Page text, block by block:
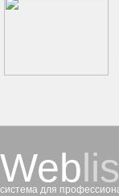
Web
система для